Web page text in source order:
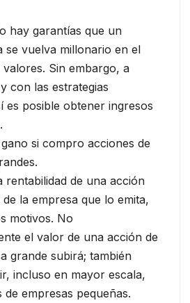
hay garantías que un
se vuelva millonario en el
valores. Sin embargo, a
con las estrategias
es posible obtener ingresos
si compro acciones de
rentabilidad de una acción
la empresa que lo emita,
motivos. No
el valor de una acción de
grande subirá; también
incluso en mayor escala,
de empresas pequeñas.